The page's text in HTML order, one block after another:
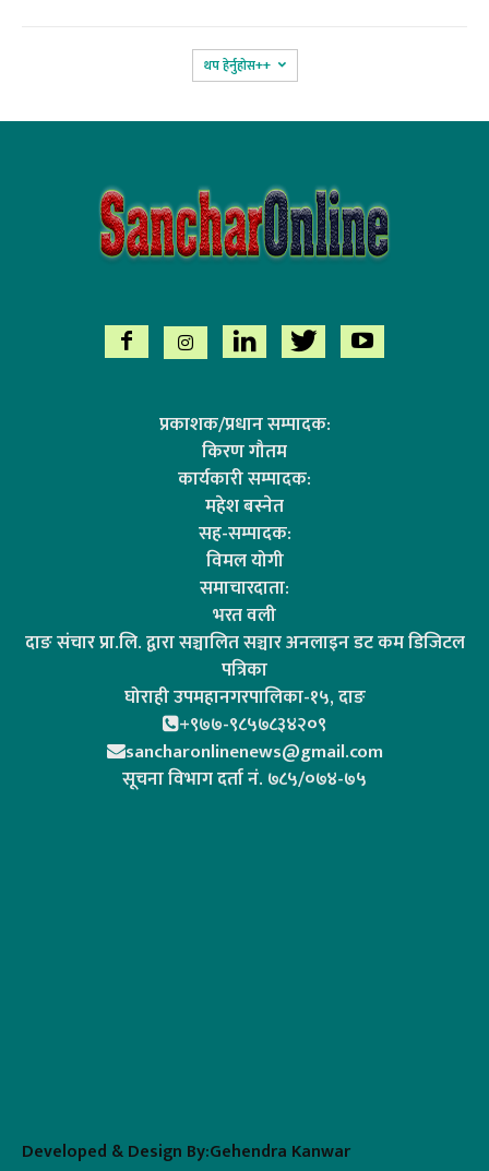
थप हेर्नुहोस‌++
प्रकाशक/प्रधान सम्पादक:
किरण गौतम
कार्यकारी सम्पादक:
महेश बस्नेत
सह-सम्पादक:
विमल योगी
समाचारदाता:
भरत वली
दाङ संचार प्रा.लि. द्वारा सञ्चालित सञ्चार अनलाइन डट कम डिजिटल
पत्रिका
घोराही उपमहानगरपालिका-१५, दाङ
+९७७-९८५७८३४२०९
sancharonlinenews@gmail.com
सूचना विभाग दर्ता न‌ं. ७८५/०७४-७५
Developed & Design By:Gehendra Kanwar